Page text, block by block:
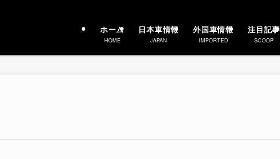
ホーム
HOME
日本車情報
JAPAN
外国車情報
IMPORTED
注目記事
SCOOP